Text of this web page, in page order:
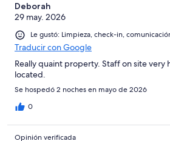
Deborah
29 may. 2026
Le gustó: Limpieza, check-in,
Traducir con Google
Really quaint property. Staff on site very
located.
Se hospedó 2 noches en mayo de 2026
0
Opinión verificada